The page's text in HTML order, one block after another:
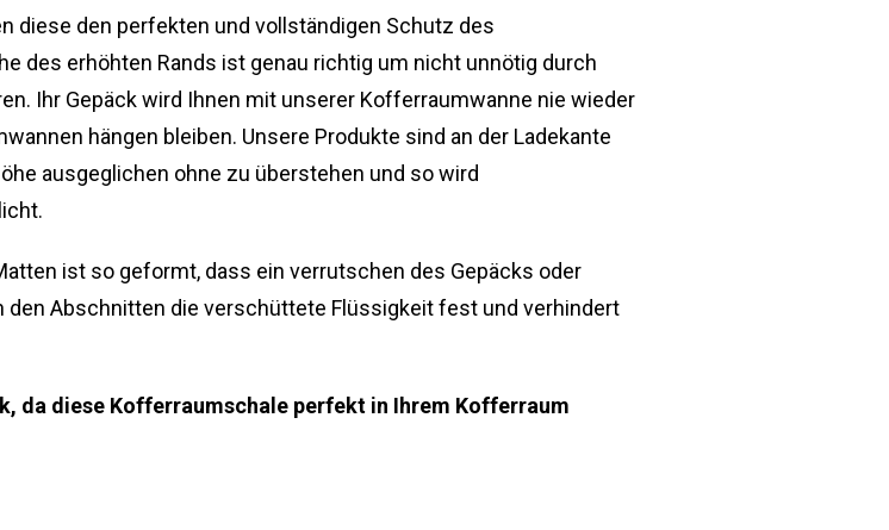
diese den perfekten und vollständigen Schutz des
des erhöhten Rands ist genau richtig um nicht unnötig durch
Ihr Gepäck wird Ihnen mit unserer Kofferraumwanne nie wieder
hängen bleiben. Unsere Produkte sind an der Ladekante
ausgeglichen ohne zu überstehen und so wird
ist so geformt, dass ein verrutschen des Gepäcks oder
den Abschnitten die verschüttete Flüssigkeit fest und verhindert
da diese Kofferraumschale perfekt in Ihrem Kofferraum